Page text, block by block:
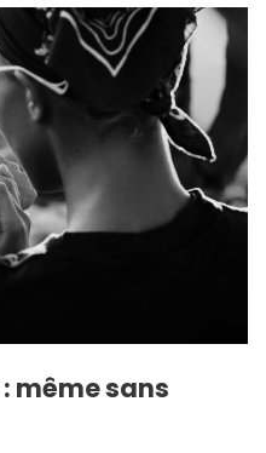
même sans